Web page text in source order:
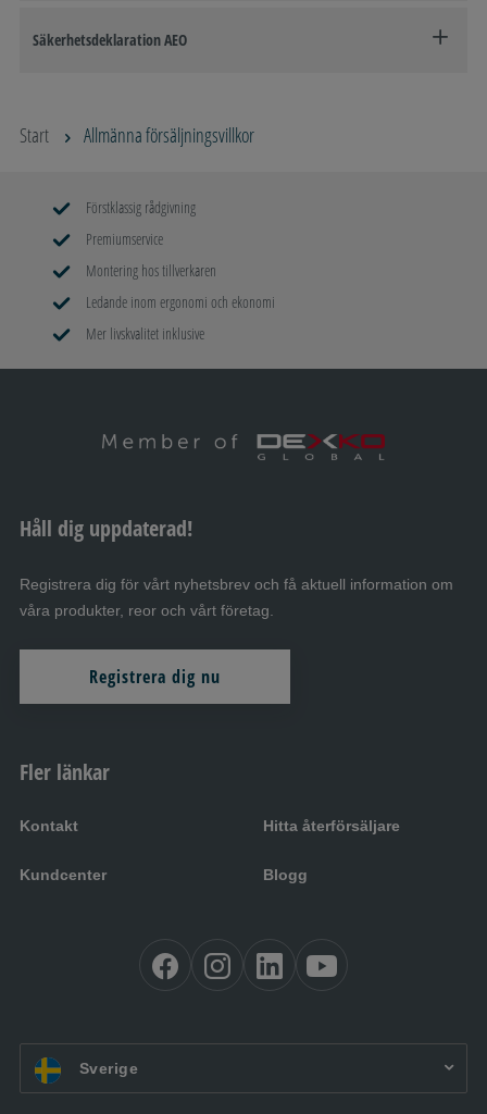
Säkerhetsdeklaration AEO
Start Allmänna försäljningsvillkor
Förstklassig rådgivning
Premiumservice
Montering hos tillverkaren
Ledande inom ergonomi och ekonomi
Mer livskvalitet inklusive
Fler länkar
Kontakt Hitta återförsäljare
Kundcenter Blogg
SV: Sverige
Håll dig uppdaterad!
Registrera dig för vårt nyhetsbrev och få aktuell information om
våra produkter, reor och vårt företag.
Registrera dig nu